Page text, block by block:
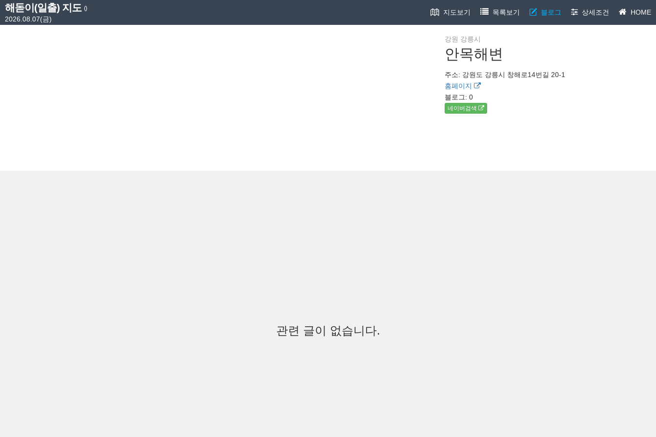
해돋이(일출) 지도 ()
2026.08.07(금)
지도보기 목록보기 블로그 상세조건 HOME
강원 강릉시
안목해변
주소: 강원도 강릉시 창해로14번길 20-1
홈페이지
블로그: 0
네이버검색
관련 글이 없습니다.